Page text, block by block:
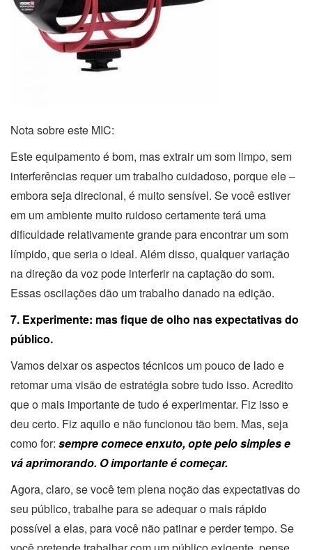
Nota sobre este MIC:
Este equipamento é bom, mas extrair um som limpo, sem
interferências requer um trabalho cuidadoso, porque ele –
embora seja direcional, é muito sensível. Se você estiver
em um ambiente muito ruidoso certamente terá uma
dificuldade relativamente grande para encontrar um som
límpido, que seria o ideal. Além disso, qualquer variação
na direção da voz pode interferir na captação do som.
Essas oscilações dão um trabalho danado na edição.
7. Experimente: mas fique de olho nas expectativas do
público.
Vamos deixar os aspectos técnicos um pouco de lado e
retomar uma visão de estratégia sobre tudo isso. Acredito
que o mais importante de tudo é experimentar. Fiz isso e
deu certo. Fiz aquilo e não funcionou tão bem. Mas, seja
como for: sempre comece enxuto, opte pelo simples e
vá aprimorando. O importante é começar.
Agora, claro, se você tem plena noção das expectativas do
seu público, trabalhe para se adequar o mais rápido
possível a elas, para você não patinar e perder tempo. Se